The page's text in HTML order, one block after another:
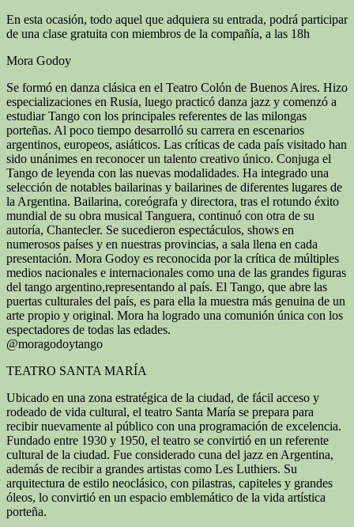
En esta ocasión, todo aquel que adquiera su entrada, podrá participar
de una clase gratuita con miembros de la compañía, a las 18h
Mora Godoy
Se formó en danza clásica en el Teatro Colón de Buenos Aires. Hizo
especializaciones en Rusia, luego practicó danza jazz y comenzó a
estudiar Tango con los principales referentes de las milongas
porteñas. Al poco tiempo desarrolló su carrera en escenarios
argentinos, europeos, asiáticos. Las críticas de cada país visitado han
sido unánimes en reconocer un talento creativo único. Conjuga el
Tango de leyenda con las nuevas modalidades. Ha integrado una
selección de notables bailarinas y bailarines de diferentes lugares de
la Argentina. Bailarina, coreógrafa y directora, tras el rotundo éxito
mundial de su obra musical Tanguera, continuó con otra de su
autoría, Chantecler. Se sucedieron espectáculos, shows en
numerosos países y en nuestras provincias, a sala llena en cada
presentación. Mora Godoy es reconocida por la crítica de múltiples
medios nacionales e internacionales como una de las grandes figuras
del tango argentino,representando al país. El Tango, que abre las
puertas culturales del país, es para ella la muestra más genuina de un
arte propio y original. Mora ha logrado una comunión única con los
espectadores de todas las edades.
@moragodoytango
TEATRO SANTA MARÍA
Ubicado en una zona estratégica de la ciudad, de fácil acceso y
rodeado de vida cultural, el teatro Santa María se prepara para
recibir nuevamente al público con una programación de excelencia.
Fundado entre 1930 y 1950, el teatro se convirtió en un referente
cultural de la ciudad. Fue considerado cuna del jazz en Argentina,
además de recibir a grandes artistas como Les Luthiers. Su
arquitectura de estilo neoclásico, con pilastras, capiteles y grandes
óleos, lo convirtió en un espacio emblemático de la vida artística
porteña.